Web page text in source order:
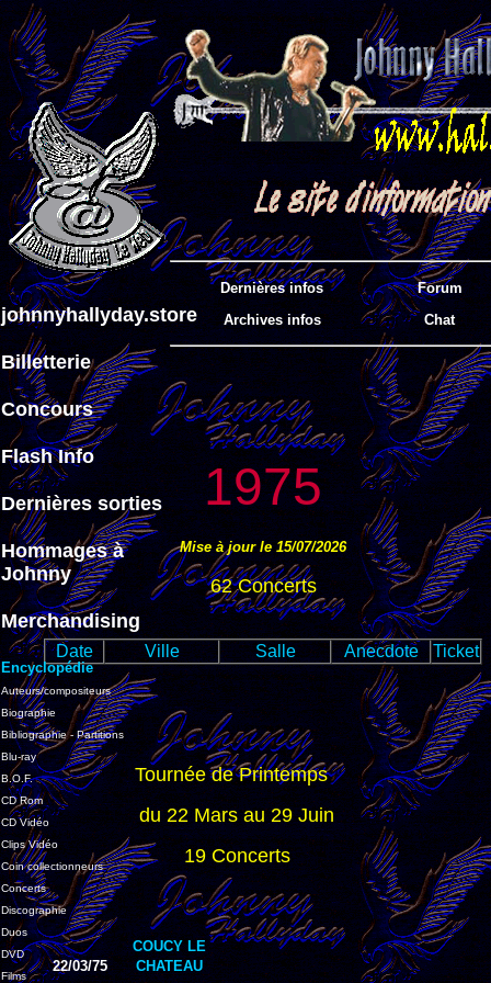
Dernières infos
Forum
Archives infos
Chat
johnnyhallyday.store
Billetterie
Concours
Flash Info
Dernières sorties
Hommages à
Johnny
Merchandising
Encyclopédie
Auteurs/compositeurs
Biographie
Bibliographie - Partitions
Blu-ray
B.O.F.
CD Rom
CD Vidéo
Clips Vidéo
Coin collectionneurs
Concerts
Discographie
Duos
DVD
Films
1975
Mise à jour le 15/07/2026
62 Concerts
Date Ville Salle Anecdote Ticket
Tournée de Printemps
du 22 Mars au 29 Juin
19 Concerts
22/03/75
COUCY LE
CHATEAU